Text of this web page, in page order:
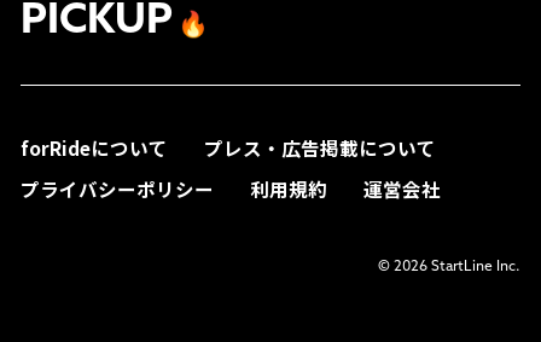
PICKUP 🔥
forRideについて
プレス・広告掲載について
プライバシーポリシー
利用規約 運営会社
© 2026 StartLine Inc.